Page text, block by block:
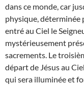
dans ce monde, car
physique, déterminée
entré au Ciel le
mystérieusement
sacrements. Le
départ de Jésus au
qui sera illuminée et